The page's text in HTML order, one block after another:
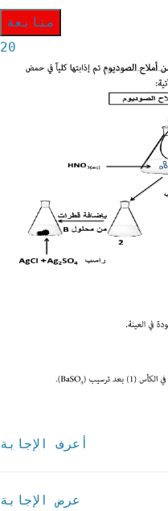
متابعة
20
أعرف الإجابة
عرض الإجابة